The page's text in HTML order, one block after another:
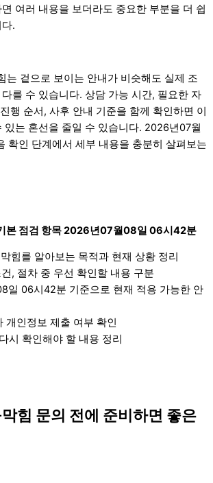
여러 내용을 보더라도 중요한 부분을 더 쉽
.
는 겉으로 보이는 안내가 비슷해도 실제 조
를 수 있습니다. 상담 가능 시간, 필요한 자
행 순서, 사후 안내 기준을 함께 확인하면 이
있는 혼선을 줄일 수 있습니다. 2026년07월
확인 단계에서 세부 내용을 충분히 살펴보는
본 점검 항목 2026년07월08일 06시42분
힘를 알아보는 목적과 현재 상황 정리
, 절차 중 우선 확인할 내용 구분
일 06시42분 기준으로 현재 적용 가능한 안
개인정보 제출 여부 확인
시 확인해야 할 내용 정리
힘 문의 전에 준비하면 좋은